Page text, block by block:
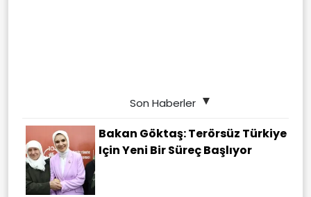
Son Haberler
Bakan Göktaş: Terörsüz Türkiye
Için Yeni Bir Süreç Başlıyor